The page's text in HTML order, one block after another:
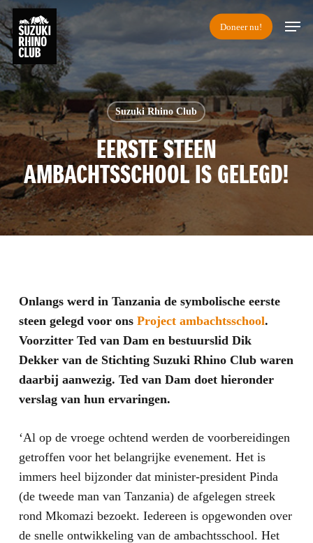
Skip
to
main
content
Doneer nu!
Menu
Suzuki Rhino Club
EERSTE STEEN
AMBACHTSSCHOOL IS GELEGD!
Onlangs werd in Tanzania de symbolische eerste
steen gelegd voor ons Project ambachtsschool.
Voorzitter Ted van Dam en bestuurslid Dik
Dekker van de Stichting Suzuki Rhino Club waren
daarbij aanwezig. Ted van Dam doet hieronder
verslag van hun ervaringen.
‘Al op de vroege ochtend werden de voorbereidingen
getroffen voor het belangrijke evenement. Het is
immers heel bijzonder dat minister-president Pinda
(de tweede man van Tanzania) de afgelegen streek
rond Mkomazi bezoekt. Iedereen is opgewonden over
de snelle ontwikkeling van de ambachtsschool. Het